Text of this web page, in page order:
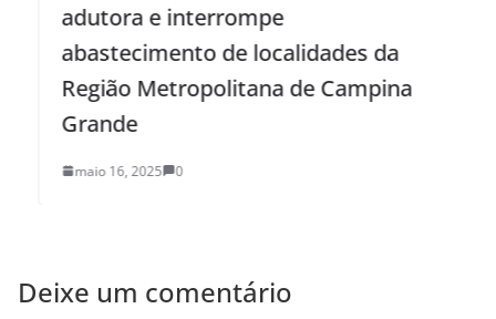
adutora e interrompe
abastecimento de localidades da
Região Metropolitana de Campina
Grande
maio 16, 2025 0
Deixe um comentário